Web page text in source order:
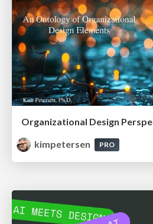
kimpetersen
PRO